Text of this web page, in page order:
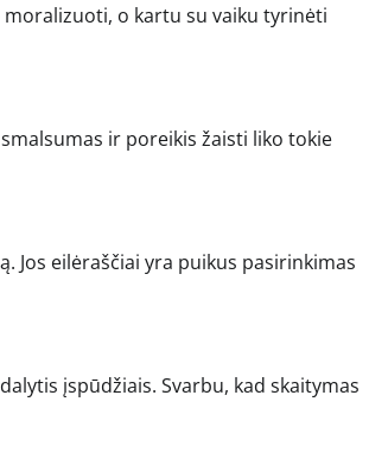
o kartu su vaiku tyrinėti
ir poreikis žaisti liko tokie
Jos eilėraščiai yra puikus pasirinkimas
įspūdžiais. Svarbu, kad skaitymas